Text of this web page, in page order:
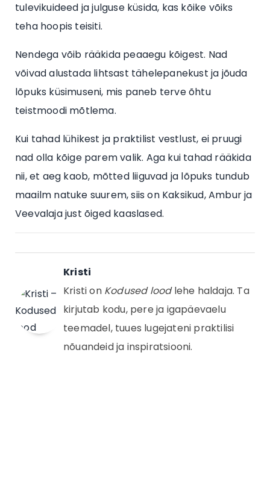
tulevikuideed ja julguse küsida, kas kõike võiks
teha hoopis teisiti.
Nendega võib rääkida peaaegu kõigest. Nad
võivad alustada lihtsast tähelepanekust ja jõuda
lõpuks küsimuseni, mis paneb terve õhtu
teistmoodi mõtlema.
Kui tahad lühikest ja praktilist vestlust, ei pruugi
nad olla kõige parem valik. Aga kui tahad rääkida
nii, et aeg kaob, mõtted liiguvad ja lõpuks tundub
maailm natuke suurem, siis on Kaksikud, Ambur ja
Veevalaja just õiged kaaslased.
Kristi
Kristi on Kodused loodlehe haldaja. Ta
kirjutab kodu, pere ja igapäevaelu
teemadel, tuues lugejateni praktilisi
nõuandeid ja inspiratsiooni.